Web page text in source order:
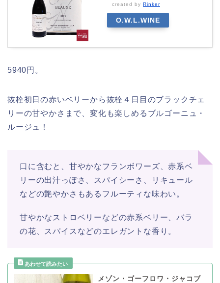
created by Rinker
O.W.L.WINE
5940円。
抜栓初日の赤いベリーから抜栓４日目のブラックチェ
リーの甘やかさまで、変化も楽しめるブルゴーニュ・
ルージュ！
口に含むと、甘やかなフランボワーズ、赤系ベ
リーの出汁っぽさ、スパイシーさ、リキュール
などの艶やかさもあるフルーティな味わい。
甘やかなストロベリーなどの赤系ベリー、バラ
の花、スパイスなどのエレガントな香り。
メゾン・ゴーフロワ・ジャコブ